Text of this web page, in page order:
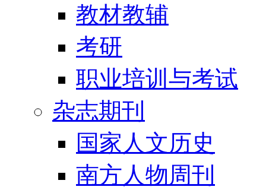
教材教辅
考研
职业培训与考试
杂志期刊
国家人文历史
南方人物周刊